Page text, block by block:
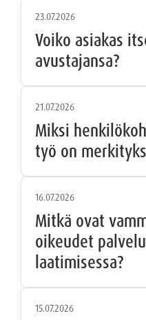
23.07.2026
Voiko asiakas
avustajansa?
21.07.2026
Miksi
työ on
16.07.2026
Mitkä ovat
oikeudet
laatimisessa?
15.07.2026